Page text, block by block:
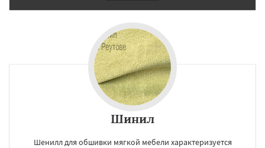
Шинил
Шенилл для обшивки мягкой мебели характеризуется